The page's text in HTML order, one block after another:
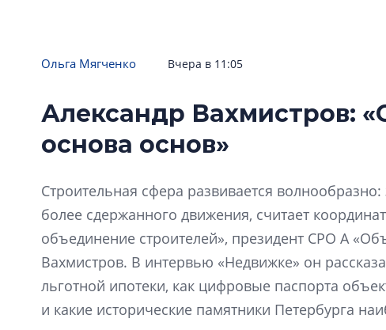
Ольга Мягченко Вчера в 11:05
Александр Вахмистров:
основа основ»
Строительная сфера развивается
более сдержанного движения, считает
объединение строителей», президент СРО А
Вахмистров. В интервью «Недвижке» он
льготной ипотеки, как цифровые паспорта
и какие исторические памятники Петербурга